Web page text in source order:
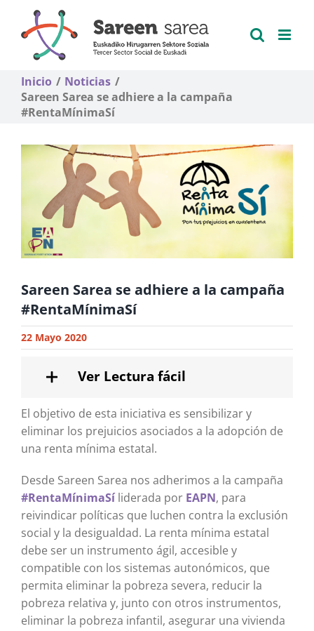
contenido
Inicio
Noticias
Sareen Sarea se adhiere a la campaña
#RentaMínimaSí
Sareen Sarea se adhiere a la campaña
#RentaMínimaSí
22 Mayo 2020
Ver Lectura fácil
El objetivo de esta iniciativa es sensibilizar y
eliminar los prejuicios asociados a la adopción de
una renta mínima estatal.
Desde Sareen Sarea nos adherimos a la campaña
#RentaMínimaSíliderada por EAPN, para
reivindicar políticas que luchen contra la exclusión
social y la desigualdad. La renta mínima estatal
debe ser un instrumento ágil, accesible y
compatible con los sistemas autonómicos, que
permita eliminar la pobreza severa, reducir la
pobreza relativa y, junto con otros instrumentos,
eliminar la pobreza infantil, asegurar una vivienda